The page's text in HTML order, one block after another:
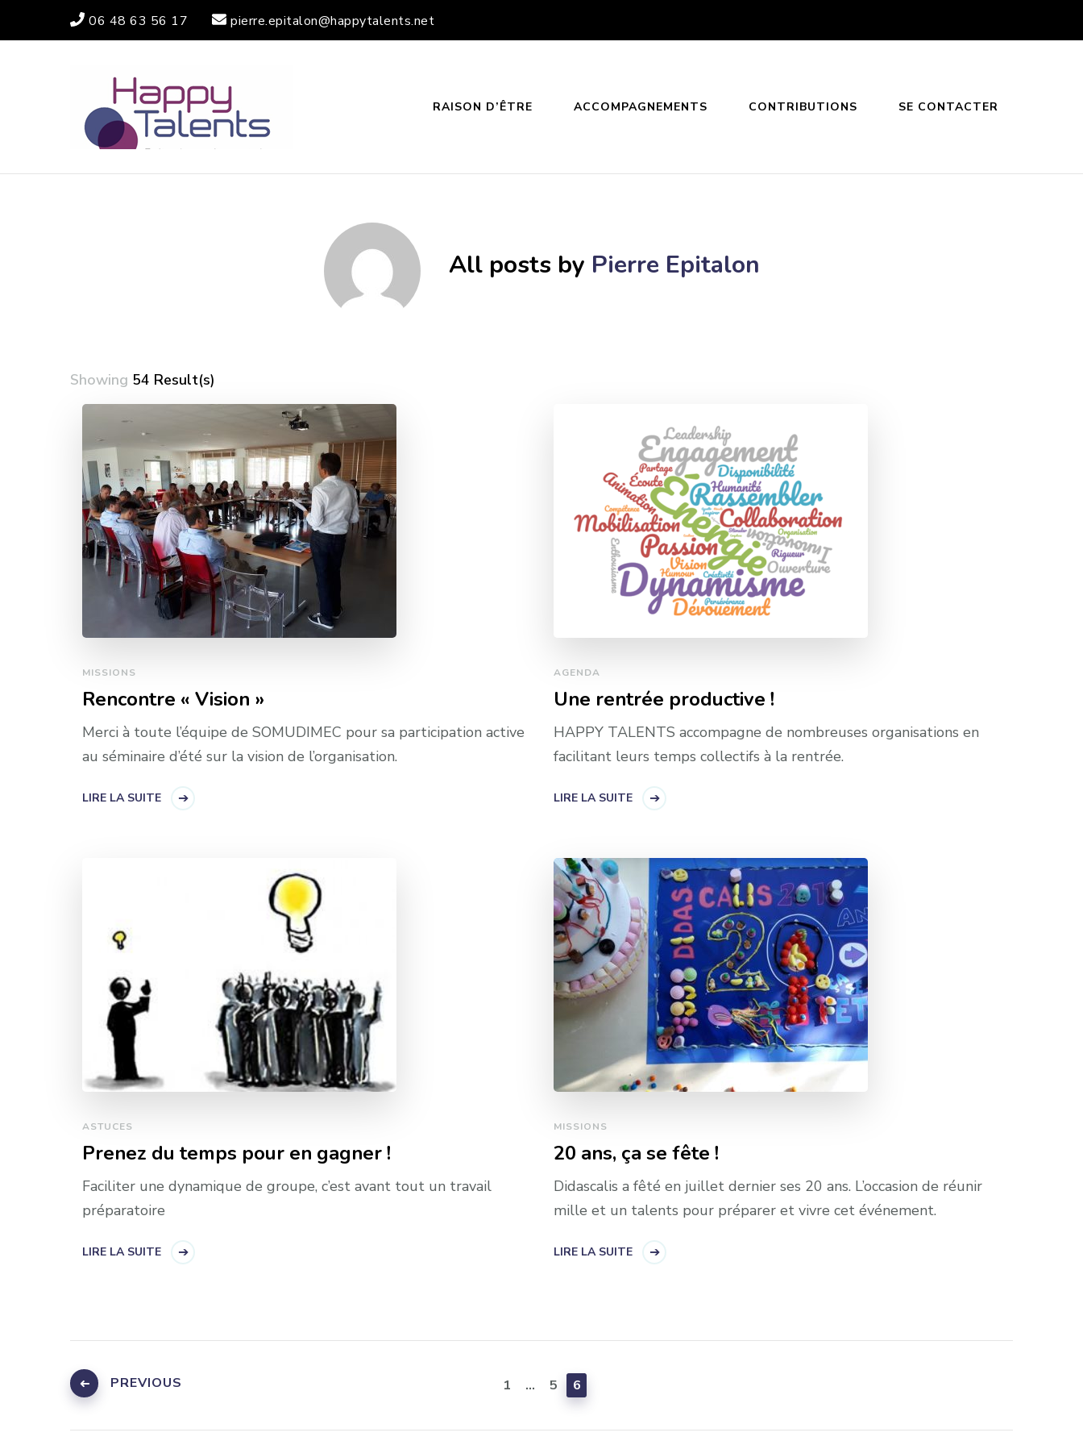
06 48 63 56 17 pierre.epitalon@happytalents.net
HAPPY TALENTS
ACTIVATEUR DE PROJETS
RAISON D’ÊTRE ACCOMPAGNEMENTS CONTRIBUTIONS SE CONTACTER
All posts by Pierre Epitalon
Showing 54 Result(s)
MISSIONS
Rencontre « Vision »
Merci à toute l’équipe de SOMUDIMEC pour sa participation active
au séminaire d’été sur la vision de l’organisation.
LIRE LA SUITE
AGENDA
Une rentrée productive !
HAPPY TALENTS accompagne de nombreuses organisations en
facilitant leurs temps collectifs à la rentrée.
LIRE LA SUITE
ASTUCES
Prenez du temps pour en gagner !
Faciliter une dynamique de groupe, c’est avant tout un travail
préparatoire
LIRE LA SUITE
MISSIONS
20 ans, ça se fête !
Didascalis a fêté en juillet dernier ses 20 ans. L’occasion de réunir
mille et un talents pour préparer et vivre cet événement.
LIRE LA SUITE
des
articles
PREVIOUS PAGE
1 … PAGE
5 PAGE
6